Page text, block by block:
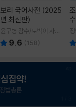
보리 국어사전 (2025
년 최신판)
윤구병 감수/토박이 사전
편찬실 편
9.6 (158)